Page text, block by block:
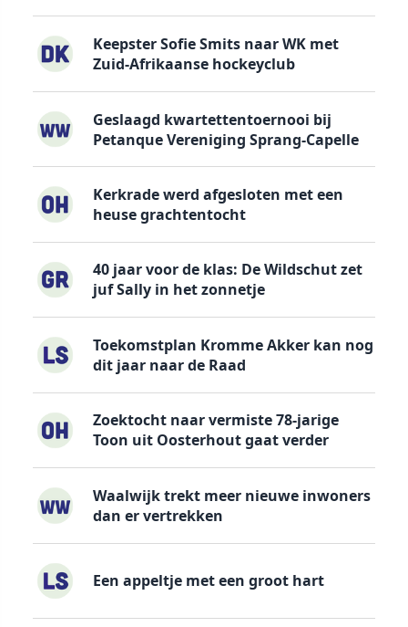
Keepster Sofie Smits naar WK met
Zuid-Afrikaanse hockeyclub
Geslaagd kwartettentoernooi bij
Petanque Vereniging Sprang-Capelle
Kerkrade werd afgesloten met een
heuse grachtentocht
40 jaar voor de klas: De Wildschut zet
juf Sally in het zonnetje
Toekomstplan Kromme Akker kan nog
dit jaar naar de Raad
Zoektocht naar vermiste 78-jarige
Toon uit Oosterhout gaat verder
Waalwijk trekt meer nieuwe inwoners
dan er vertrekken
Een appeltje met een groot hart